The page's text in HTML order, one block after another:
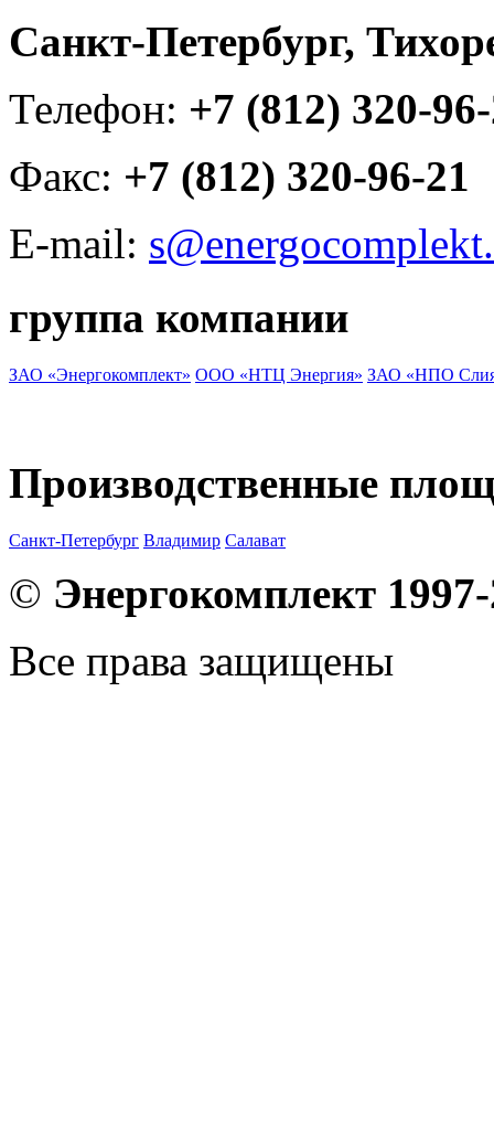
Санкт-Петербург,
Телефон: +7 (812) 320-
Факс: +7 (812) 320-96-21
E-mail:
группа компании
ЗАО «Энергокомплект» ООО «НТЦ Энергия» ЗАО «НПО
Производственные
Санкт-Петербург Владимир Салават
© Энергокомплект
Все права защищены